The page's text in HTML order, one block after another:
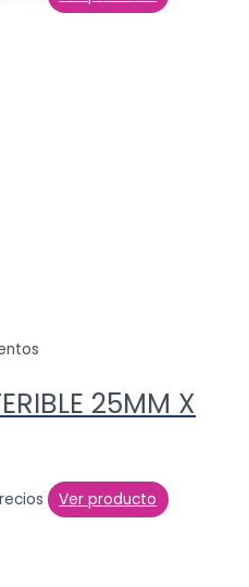
25MM X
Ver producto